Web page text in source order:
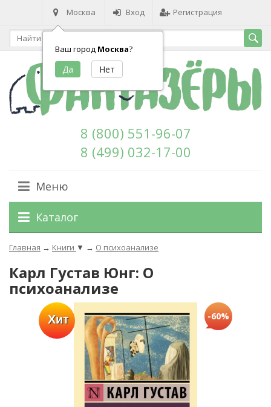
Москва
Ваш город Москва?
Вход Регистрация
8 (800) 551-96-07
8 (499) 032-17-00
Меню
Каталог
Главная → Книги ▼ → О психоанализе
Карл Густав Юнг: О
психоанализе
Хит -60%